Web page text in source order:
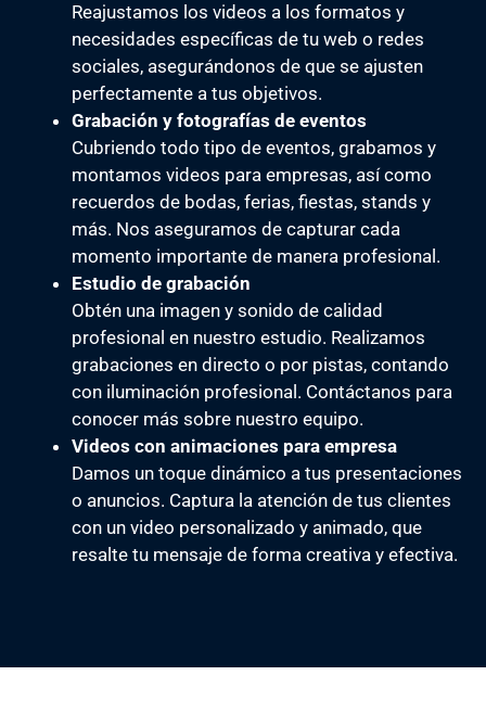
Reajustamos los videos a los formatos y
necesidades específicas de tu web o redes
sociales, asegurándonos de que se ajusten
perfectamente a tus objetivos.
Grabación y fotografías de eventos
Cubriendo todo tipo de eventos, grabamos y
montamos videos para empresas, así como
recuerdos de bodas, ferias, fiestas, stands y
más. Nos aseguramos de capturar cada
momento importante de manera profesional.
Estudio de grabación
Obtén una imagen y sonido de calidad
profesional en nuestro estudio. Realizamos
grabaciones en directo o por pistas, contando
con iluminación profesional. Contáctanos para
conocer más sobre nuestro equipo.
Videos con animaciones para empresa
Damos un toque dinámico a tus presentaciones
o anuncios. Captura la atención de tus clientes
con un video personalizado y animado, que
resalte tu mensaje de forma creativa y efectiva.